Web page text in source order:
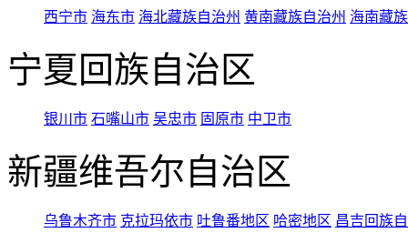
西宁市 海东市 海北藏族自治州 黄南藏族自治州 海南藏
宁夏回族自治区
银川市 石嘴山市 吴忠市 固原市 中卫市
新疆维吾尔自治区
乌鲁木齐市 克拉玛依市 吐鲁番地区 哈密地区 昌吉回族